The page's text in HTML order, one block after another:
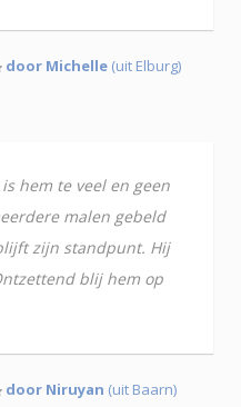
door Michelle (uit Elburg)
hem te veel en geen
malen gebeld
zijn standpunt. Hij
blij hem op
door Niruyan (uit Baarn)